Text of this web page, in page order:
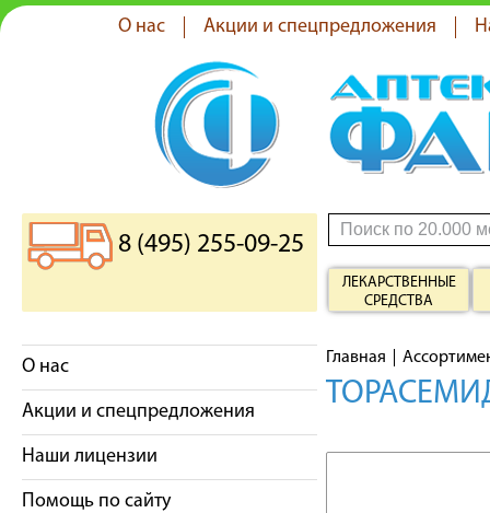
О нас Акции и спецпредложения
8 (495) 255-09-25
ЛЕКАРСТВЕННЫЕ
СРЕДСТВА
О нас
Акции и спецпредложения
Наши лицензии
Помощь по сайту
Главная